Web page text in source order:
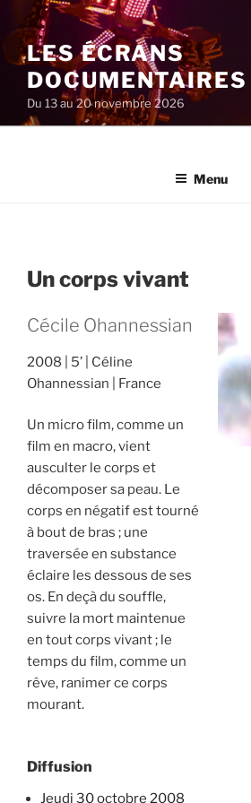
au
contenu
principal
LES ÉCRANS
DOCUMENTAIRES
Du 13 au 20 novembre 2026
Menu
Un corps vivant
Cécile Ohannessian
2008 5’
Céline
Ohannessian
France
Un micro film, comme un
film en macro, vient
ausculter le corps et
décomposer sa peau. Le
corps en négatif est tourné
à bout de bras ; une
traversée en substance
éclaire les dessous de ses
os. En deçà du souffle,
suivre la mort maintenue
en tout corps vivant ; le
temps du film, comme un
rêve, ranimer ce corps
mourant.
Diffusion
jeudi 30 octobre 2008